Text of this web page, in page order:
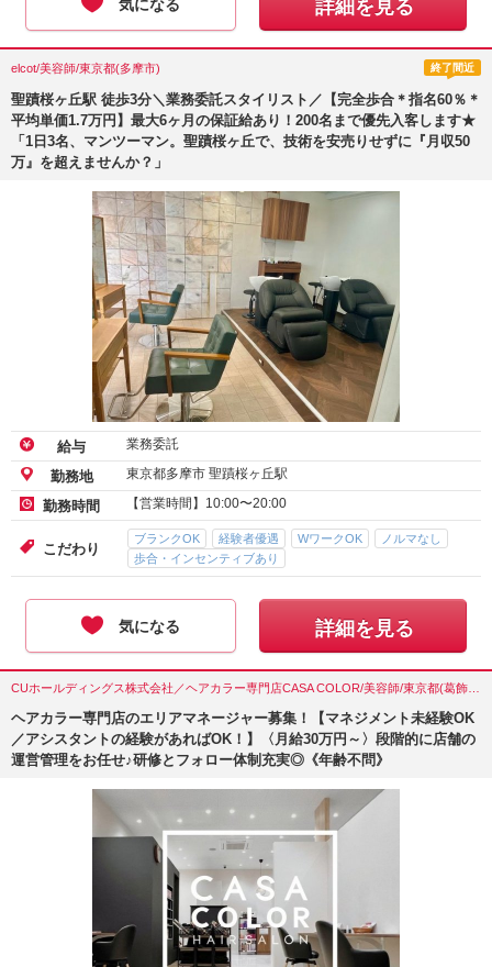
気になる 詳細を見る
elcot/美容師/東京都(多摩市) 終了間近
聖蹟桜ヶ丘駅 徒歩3分＼業務委託スタイリスト／【完全歩合＊指名60％＊
平均単価1.7万円】最大6ヶ月の保証給あり！200名まで優先入客します★
「1日3名、マンツーマン。聖蹟桜ヶ丘で、技術を安売りせずに『月収50
万』を超えませんか？」
給与 業務委託
勤務地 東京都多摩市 聖蹟桜ヶ丘駅
勤務時間 【営業時間】10:00〜20:00
こだわり
ブランクOK 経験者優遇 WワークOK
ノルマなし
歩合・インセンティブあり
気になる 詳細を見る
ヘアカラー専門店のエリアマネージャー募集！【マネジメント未経験OK
／アシスタントの経験があればOK！】〈月給30万円～〉段階的に店舗の
運営管理をお任せ♪研修とフォロー体制充実◎《年齢不問》